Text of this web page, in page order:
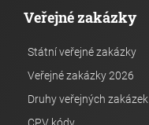
Veřejné zakázky
Státní veřejné zakázky
Veřejné zakázky 2026
Druhy veřejných zakázek